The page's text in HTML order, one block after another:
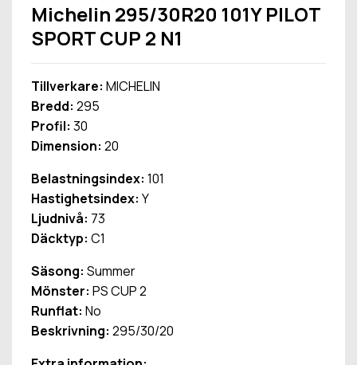
Michelin 295/30R20 101Y PILOT
SPORT CUP 2 N1
Tillverkare: MICHELIN
Bredd: 295
Profil: 30
Dimension: 20
Belastningsindex: 101
Hastighetsindex: Y
Ljudnivå: 73
Däcktyp: C1
Säsong: Summer
Mönster: PS CUP 2
Runflat: No
Beskrivning: 295/30/20